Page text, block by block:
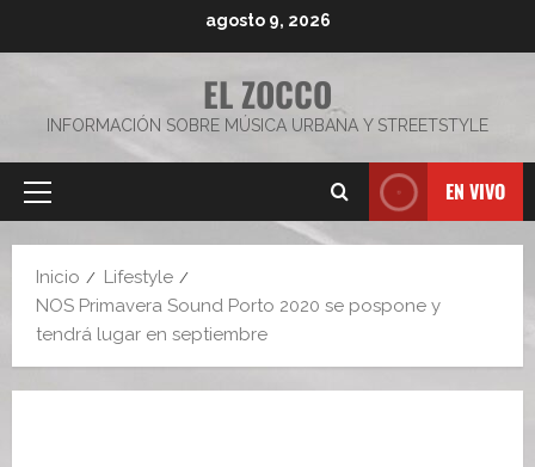
agosto 9, 2026
EL ZOCCO
INFORMACIÓN SOBRE MÚSICA URBANA Y STREETSTYLE
Menú
EN VIVO
Inicio
Lifestyle
NOS Primavera Sound Porto 2020 se pospone y
tendrá lugar en septiembre